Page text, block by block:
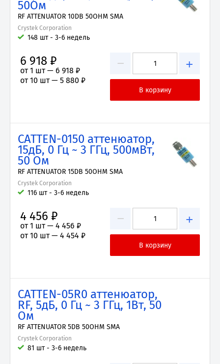
50Ом
RF ATTENUATOR 10DB 50OHM SMA
Crystek Corporation
148 шт - 3-6 недель
− +
6 918 ₽
от 1 шт — 6 918 ₽
от 10 шт — 5 880 ₽
CATTEN-0150 аттенюатор,
15дБ, 0 Гц ~ 3 ГГц, 500мВт,
50 Ом
RF ATTENUATOR 15DB 50OHM SMA
Crystek Corporation
116 шт - 3-6 недель
− +
4 456 ₽
от 1 шт — 4 456 ₽
от 10 шт — 4 454 ₽
CATTEN-05R0 аттенюатор,
RF, 5дБ, 0 Гц ~ 3 ГГц, 1Вт, 50
Ом
RF ATTENUATOR 5DB 50OHM SMA
Crystek Corporation
81 шт - 3-6 недель